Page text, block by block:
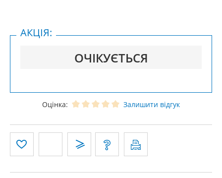
ОЧІКУЄТЬСЯ
АКЦІЯ:
Оцінка: Залишити відгук